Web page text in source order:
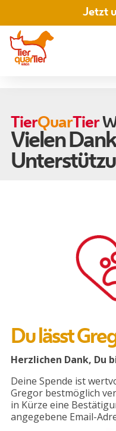
Jetzt
TierQuarTier
Vielen
Du lässt
Herzlichen Dank,
Deine Spende ist
Gregor bestmöglich
in Kürze eine
angegebene Email-